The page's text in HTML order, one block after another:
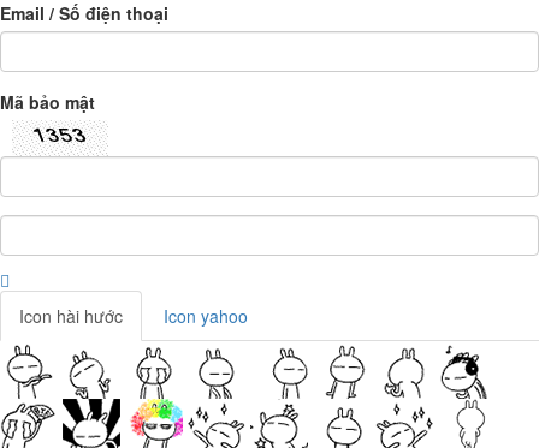
Email / Số điện thoại
Mã bảo mật
Icon hài hước Icon yahoo